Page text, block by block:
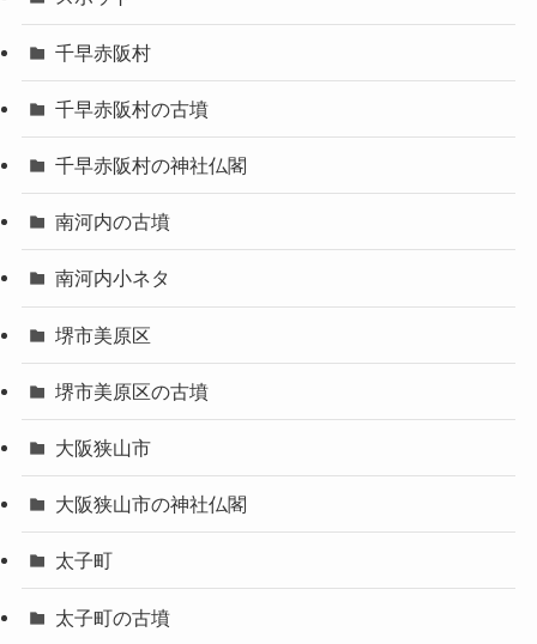
千早赤阪村
千早赤阪村の古墳
千早赤阪村の神社仏閣
南河内の古墳
南河内小ネタ
堺市美原区
堺市美原区の古墳
大阪狭山市
大阪狭山市の神社仏閣
太子町
太子町の古墳